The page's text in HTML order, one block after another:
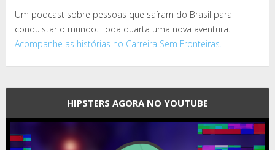
Um podcast sobre pessoas que saíram do Brasil para
conquistar o mundo. Toda quarta uma nova aventura.
Acompanhe as histórias no Carreira Sem Fronteiras.
HIPSTERS AGORA NO YOUTUBE